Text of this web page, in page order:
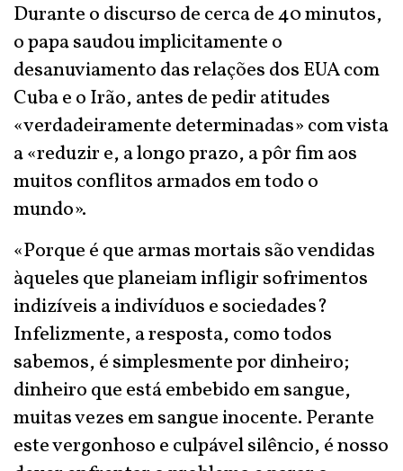
Durante o discurso de cerca de 40 minutos,
o papa saudou implicitamente o
desanuviamento das relações dos EUA com
Cuba e o Irão, antes de pedir atitudes
«verdadeiramente determinadas» com vista
a «reduzir e, a longo prazo, a pôr fim aos
muitos conflitos armados em todo o
mundo».
«Porque é que armas mortais são vendidas
àqueles que planeiam infligir sofrimentos
indizíveis a indivíduos e sociedades?
Infelizmente, a resposta, como todos
sabemos, é simplesmente por dinheiro;
dinheiro que está embebido em sangue,
muitas vezes em sangue inocente. Perante
este vergonhoso e culpável silêncio, é nosso